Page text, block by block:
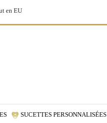
en EU
SUCETTES PERSONNALISÉES